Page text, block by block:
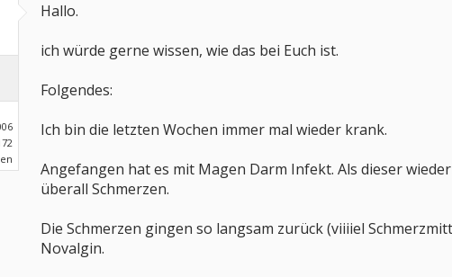
Hallo.
ich würde gerne wissen, wie das bei Euch ist.
Folgendes:
Ich bin die letzten Wochen immer mal wieder krank.
Angefangen hat es mit Magen Darm Infekt. Als dieser
überall Schmerzen.
Die Schmerzen gingen so langsam zurück (viiiiel
Novalgin.